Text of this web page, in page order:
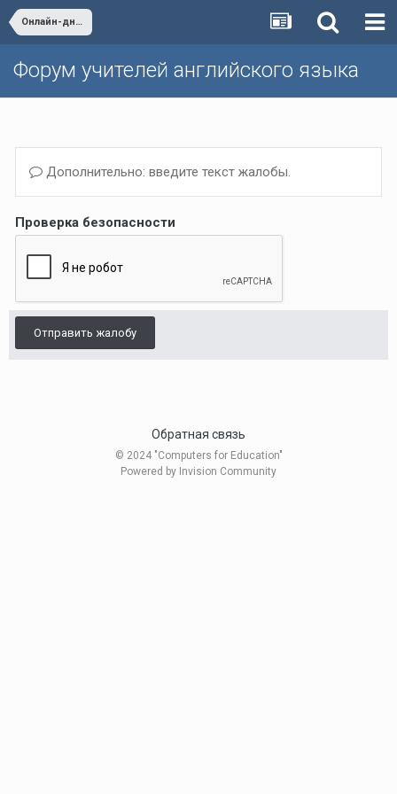
Онлайн-дневники учителей и отчёты апробаторов
Форум учителей английского языка
Дополнительно: введите текст жалобы.
Проверка безопасности
Отправить жалобу
Обратная связь
© 2024 "Computers for Education"
Powered by Invision Community